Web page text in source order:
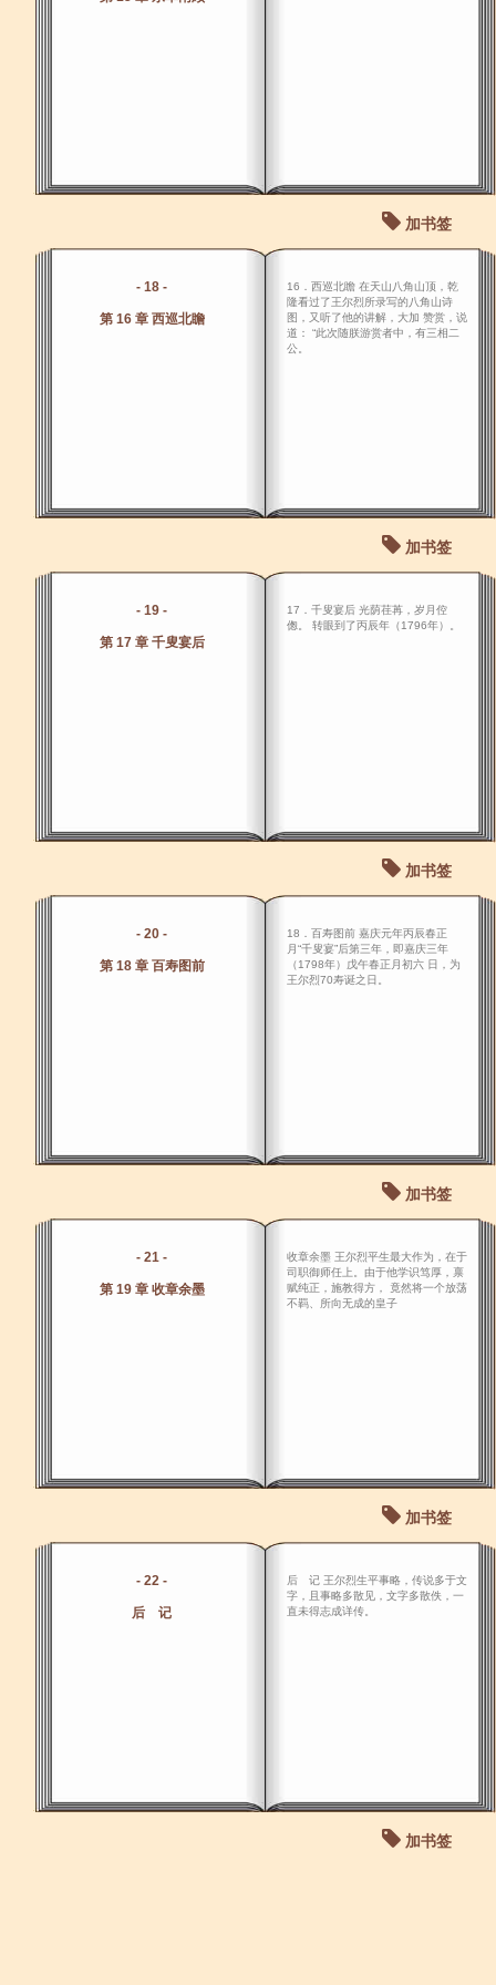
加书签
- 18 -
第 16 章 西巡北瞻
16．西巡北瞻 在天山八角山顶，乾
隆看过了王尔烈所录写的八角山诗
图，又听了他的讲解，大加 赞赏，说
道： “此次随朕游赏者中，有三相二
公。
加书签
- 19 -
第 17 章 千叟宴后
17．千叟宴后 光荫荏苒，岁月倥
偬。 转眼到了丙辰年（1796年）。
加书签
- 20 -
第 18 章 百寿图前
18．百寿图前 嘉庆元年丙辰春正
月“千叟宴”后第三年，即嘉庆三年
（1798年）戊午春正月初六 日，为
王尔烈70寿诞之日。
加书签
- 21 -
第 19 章 收章余墨
收章余墨 王尔烈平生最大作为，在于
司职御师任上。由于他学识笃厚，禀
赋纯正，施教得方， 竟然将一个放荡
不羁、所向无成的皇子
加书签
- 22 -
后 记
后 记 王尔烈生平事略，传说多于文
字，且事略多散见，文字多散佚，一
直未得志成详传。
加书签